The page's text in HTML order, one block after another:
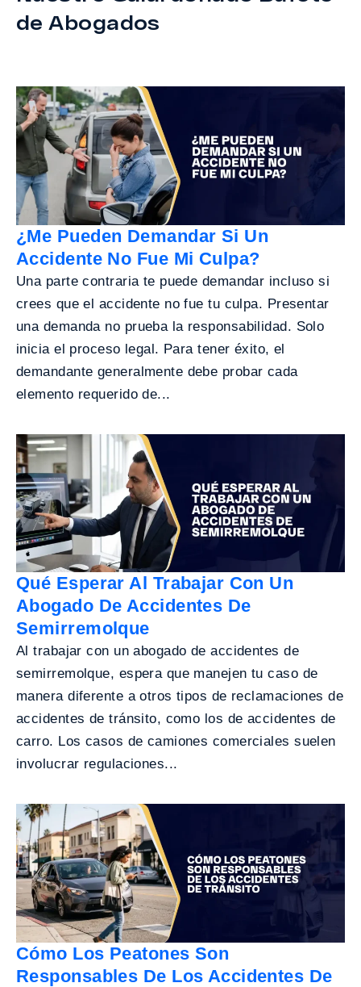
de Abogados
¿Me Pueden Demandar Si Un
Accidente No Fue Mi Culpa?
Una parte contraria te puede demandar incluso si
crees que el accidente no fue tu culpa. Presentar
una demanda no prueba la responsabilidad. Solo
inicia el proceso legal. Para tener éxito, el
demandante generalmente debe probar cada
elemento requerido de...
Qué Esperar Al Trabajar Con Un
Abogado De Accidentes De
Semirremolque
Al trabajar con un abogado de accidentes de
semirremolque, espera que manejen tu caso de
manera diferente a otros tipos de reclamaciones de
accidentes de tránsito, como los de accidentes de
carro. Los casos de camiones comerciales suelen
involucrar regulaciones...
Cómo Los Peatones Son
Responsables De Los Accidentes De